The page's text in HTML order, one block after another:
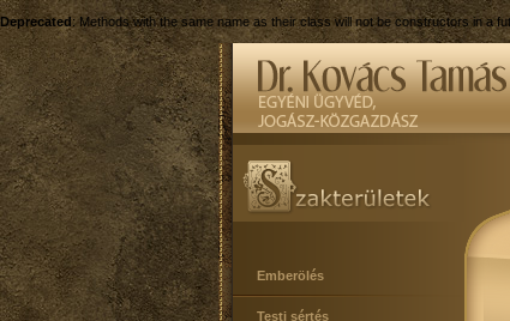
Deprecated: Methods with the same name as their class will not be constructors in a
Emberölés
Testi sértés